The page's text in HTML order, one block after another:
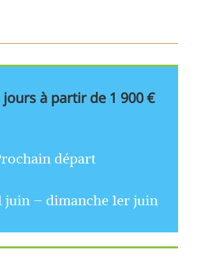
jours à partir de 1 900 €
départ
juin – dimanche 1er juin